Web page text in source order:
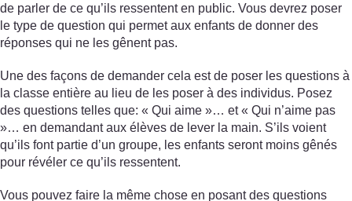
de parler de ce qu’ils ressentent en public. Vous devrez poser
le type de question qui permet aux enfants de donner des
réponses qui ne les gênent pas.
Une des façons de demander cela est de poser les questions à
la classe entière au lieu de les poser à des individus. Posez
des questions telles que: « Qui aime »… et « Qui n’aime pas
»… en demandant aux élèves de lever la main. S’ils voient
qu’ils font partie d’un groupe, les enfants seront moins gênés
pour révéler ce qu’ils ressentent.
Vous pouvez faire la même chose en posant des questions